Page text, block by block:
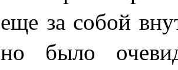
еще за собой
но было